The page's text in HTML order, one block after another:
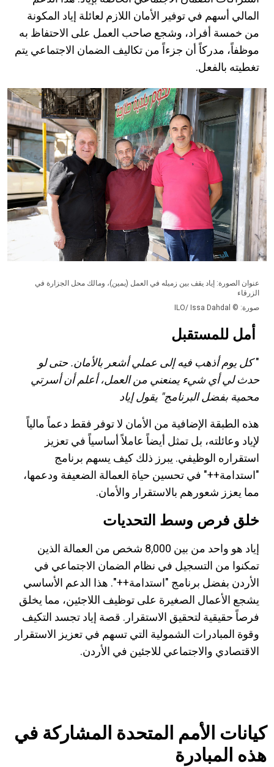
المالي أسهم في توفير الأمان اللازم لعائلة إياد المكونة
من خمسة أفراد، وشجع صاحب العمل على الاحتفاظ به
موظفاً، مدركاً أن جزءاً من تكاليف الضمان الاجتماعي يتم
تغطيته بالفعل.
عنوان الصورة: إياد يقف بين زميله في العمل (يمين)، ومالك محل الجزارة في
الزرقاء
صورة: © ILO/ Issa Dahdal
أمل للمستقبل
"كل يوم أذهب فيه إلى عملي أشعر بالأمان. حتى لو
حدث لي أي شيء يمنعني من العمل، أعلم أن أسرتي
محمية بفضل البرنامج" يقول إياد
هذه الطبقة الإضافية من الأمان لا توفر فقط دعماً مالياً
لإياد وعائلته، بل تمثل أيضاً عاملاً أساسياً في تعزيز
استقراره الوظيفي. يبرز ذلك كيف يسهم برنامج
"استدامة++" في تحسين حياة العمالة الضعيفة ودعمها،
مما يعزز شعورهم بالاستقرار والأمان.
خلق فرص وسط التحديات
إياد هو واحد من بين 8,000 شخص من العمالة الذين
تمكنوا من التسجيل في نظام الضمان الاجتماعي في
الأردن بفضل برنامج "استدامة++". هذا الدعم الأساسي
يشجع الأعمال الصغيرة على توظيف اللاجئين، مما يخلق
فرصاً حقيقية لتحقيق الاستقرار. قصة إياد تجسد التكيف
وقوة المبادرات الشمولية التي تسهم في تعزيز الاستقرار
الاقتصادي والاجتماعي للاجئين في الأردن.
كيانات الأمم المتحدة المشاركة في
هذه المبادرة